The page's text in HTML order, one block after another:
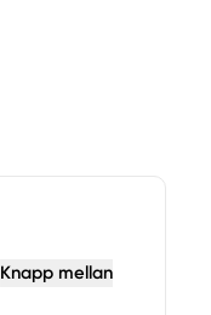
Knapp mellan